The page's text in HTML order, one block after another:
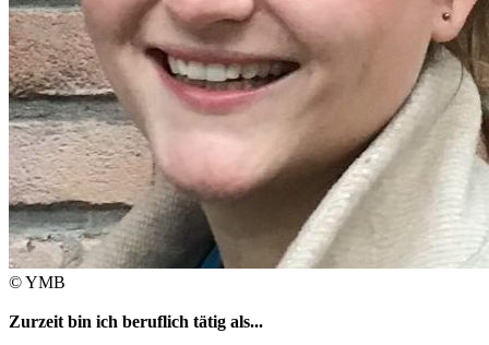
© YMB
Zurzeit bin ich beruflich tätig als...